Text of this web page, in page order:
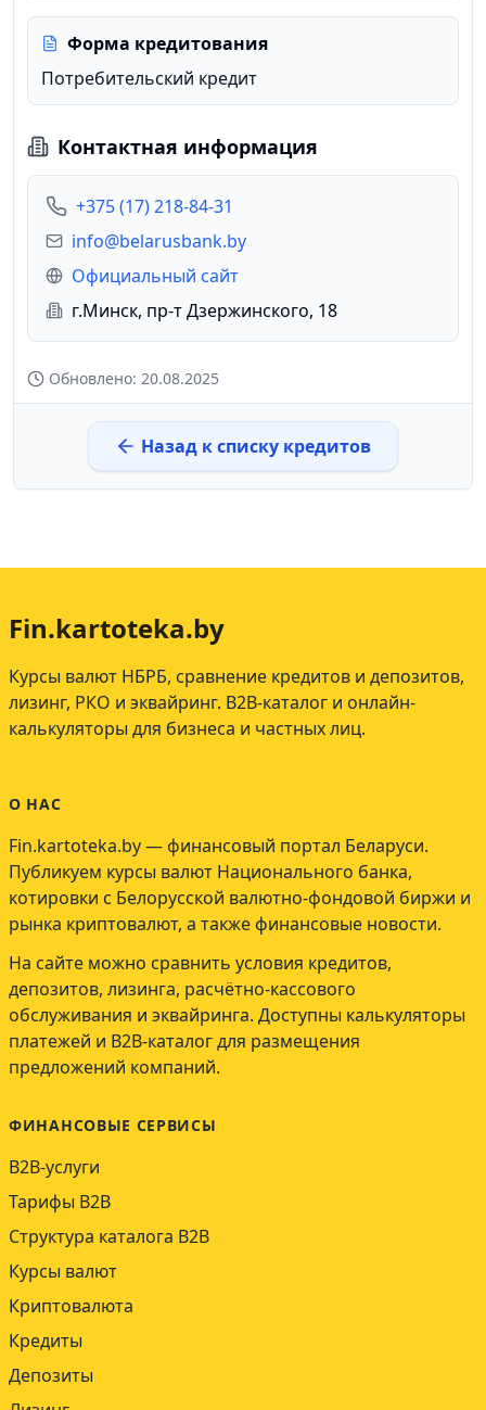
Форма кредитования
Потребительский кредит
Контактная информация
+375 (17) 218-84-31
info@belarusbank.by
Официальный сайт
г.Минск, пр-т Дзержинского, 18
Обновлено: 20.08.2025
Назад к списку кредитов
Fin.kartoteka.by
Курсы валют НБРБ, сравнение кредитов и депозитов,
лизинг, РКО и эквайринг. B2B-каталог и онлайн-
калькуляторы для бизнеса и частных лиц.
О НАС
Fin.kartoteka.by — финансовый портал Беларуси.
Публикуем курсы валют Национального банка,
котировки с Белорусской валютно-фондовой биржи и
рынка криптовалют, а также финансовые новости.
На сайте можно сравнить условия кредитов,
депозитов, лизинга, расчётно-кассового
обслуживания и эквайринга. Доступны калькуляторы
платежей и B2B-каталог для размещения
предложений компаний.
ФИНАНСОВЫЕ СЕРВИСЫ
B2B-услуги
Тарифы B2B
Структура каталога B2B
Курсы валют
Криптовалюта
Кредиты
Депозиты